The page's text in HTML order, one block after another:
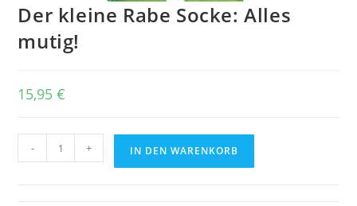
Der kleine Rabe Socke: Alles
mutig!
15,95€
kleine
- + IN DEN WARENKORB